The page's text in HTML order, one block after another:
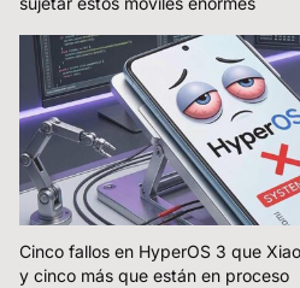
Cinco fallos en HyperOS 3 que
y cinco más que están en proceso